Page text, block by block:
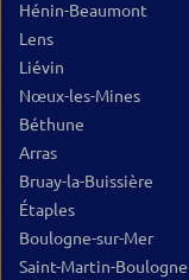
Hénin-Beaumont
Lens
Liévin
Nœux-les-Mines
Béthune
Arras
Bruay-la-Buissière
Étaples
Boulogne-sur-Mer
Saint-Martin-Boulogne